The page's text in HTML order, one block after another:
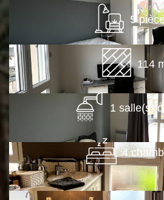
5
114
1 salle(s)
4